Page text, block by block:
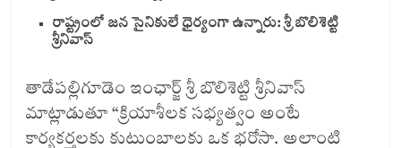
రాష్ట్రంలో జన సైనికులే ధైర్యంగా ఉన్నారు: శ్రీ బొలిశెట్టి
శ్రీనివాస్
తాడేపల్లిగూడెం ఇంఛార్జ్ శ్రీ బొలిశెట్టి శ్రీనివాస్
మాట్లాడుతూ “క్రియాశీలక సభ్యత్వం అంటే
కార్యకర్తలకు కుటుంబాలకు ఒక భరోసా. అలాంటి